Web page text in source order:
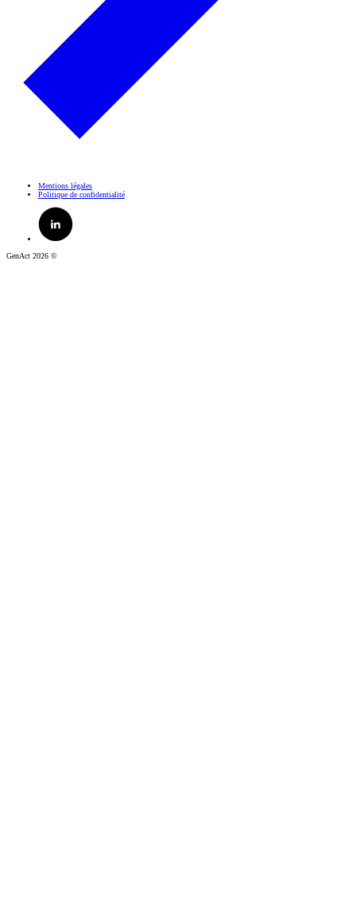
Mentions légales
Politique de confidentialité
GenAct 2026 ©